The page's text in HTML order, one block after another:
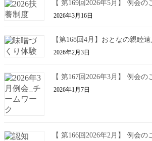
【 第169回2026年5月】 例会の
2026年3月16日
【第168回4月】おとなの親睦
2026年2月3日
【 第167回2026年3月】 例会の
2026年1月7日
【 第166回2026年2月】 例会の